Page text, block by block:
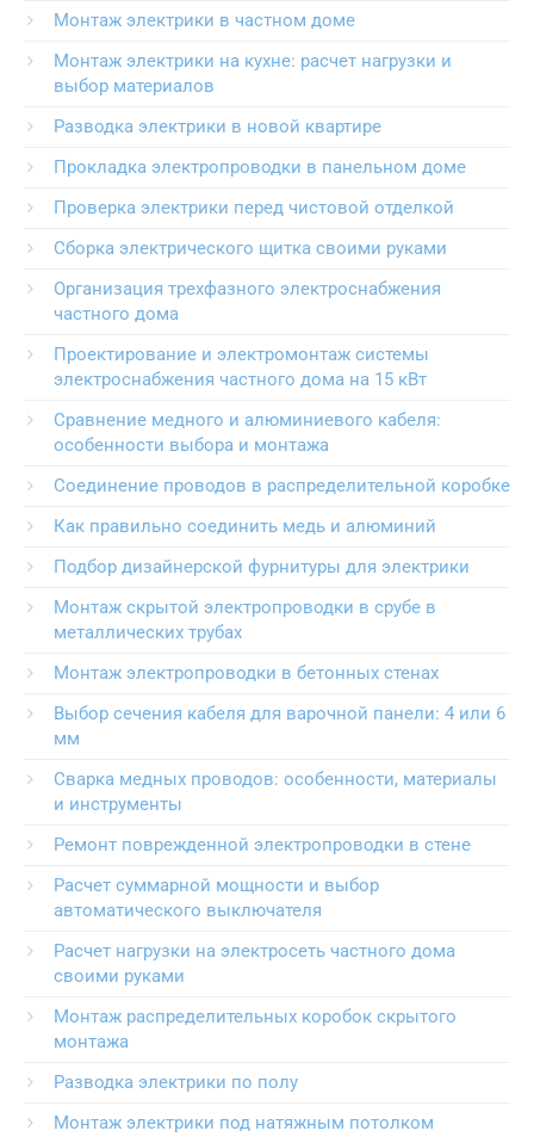
Монтаж электрики в частном доме
Монтаж электрики на кухне: расчет нагрузки и
выбор материалов
Разводка электрики в новой квартире
Прокладка электропроводки в панельном доме
Проверка электрики перед чистовой отделкой
Сборка электрического щитка своими руками
Организация трехфазного электроснабжения
частного дома
Проектирование и электромонтаж системы
электроснабжения частного дома на 15 кВт
Сравнение медного и алюминиевого кабеля:
особенности выбора и монтажа
Соединение проводов в распределительной коробке
Как правильно соединить медь и алюминий
Подбор дизайнерской фурнитуры для электрики
Монтаж скрытой электропроводки в срубе в
металлических трубах
Монтаж электропроводки в бетонных стенах
Выбор сечения кабеля для варочной панели: 4 или 6
мм
Сварка медных проводов: особенности, материалы
и инструменты
Ремонт поврежденной электропроводки в стене
Расчет суммарной мощности и выбор
автоматического выключателя
Расчет нагрузки на электросеть частного дома
своими руками
Монтаж распределительных коробок скрытого
монтажа
Разводка электрики по полу
Монтаж электрики под натяжным потолком